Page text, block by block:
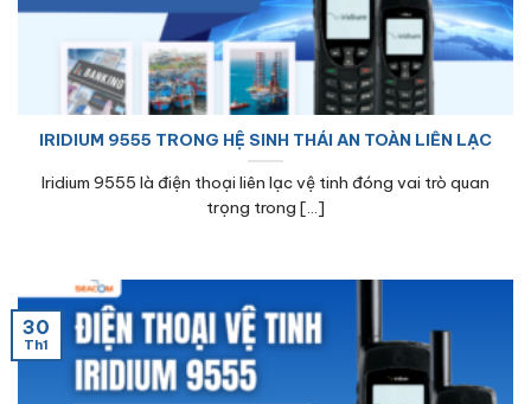
IRIDIUM 9555 TRONG HỆ SINH THÁI AN TOÀN LIÊN LẠC
Iridium 9555 là điện thoại liên lạc vệ tinh đóng vai trò quan
trọng trong [...]
30
Th1